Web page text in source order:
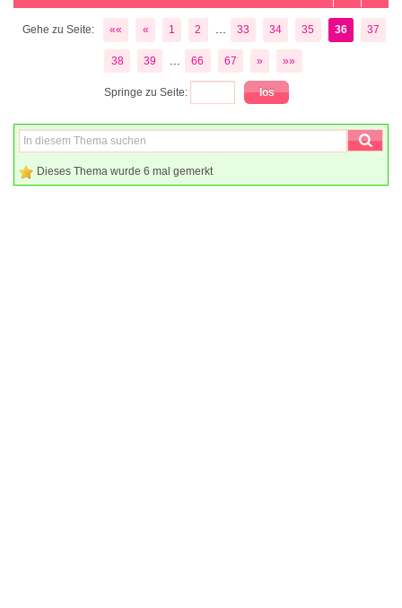
Gehe zu Seite: «« « 1 2 33 34 35 36 37
38 39 66 67 » »»
Springe zu Seite:
Dieses Thema wurde 6 mal gemerkt